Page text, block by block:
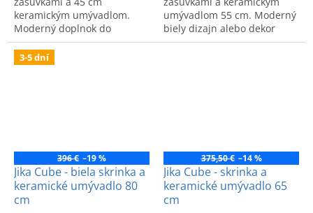
keramickým umývadlom.
Moderný doplnok do
kúpeľne, dostupný aj v
prevedení tmavý dub.
umývadlom 55 cm. Moderný
biely dizajn alebo dekor
tmavý dub pre elegantný a
3-5 dní
396 € –19 %
Jika Cube - biela skrinka a
keramické umývadlo 80
cm
375,50 € –14 %
Jika Cube - skrinka a
keramické umývadlo 65
cm